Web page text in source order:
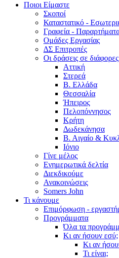
Ποιοι Είμαστε
Σκοποί
Καταστατικό -
Γραφεία -
Ομάδες Εργασίας
ΔΣ Επιτροπές
Οι δράσεις σε
Αττική
Στερεά
Β. Ελλάδα
Θεσσαλία
Ήπειρος
Πελοπόννησος
Κρήτη
Δωδεκάνησα
Β. Αιγαίο &
Ιόνιο
Γίνε μέλος
Ενημερωτικά δελτία
Διεκδικούμε
Ανακοινώσεις
Somers John
Τι κάνουμε
Επιμόρφωση -
Προγράμματα
Όλα τα
Κι αν ήσουν εσύ;
Κι αν
Τι είναι;